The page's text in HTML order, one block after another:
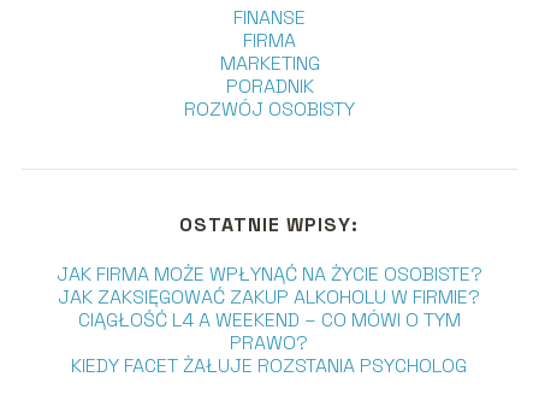
FINANSE
FIRMA
MARKETING
PORADNIK
ROZWÓJ OSOBISTY
OSTATNIE WPISY:
JAK FIRMA MOŻE WPŁYNĄĆ NA ŻYCIE OSOBISTE?
JAK ZAKSIĘGOWAĆ ZAKUP ALKOHOLU W FIRMIE?
CIĄGŁOŚĆ L4 A WEEKEND – CO MÓWI O TYM
PRAWO?
KIEDY FACET ŻAŁUJE ROZSTANIA PSYCHOLOG